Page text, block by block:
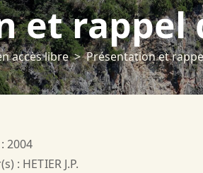
et rappel
accès libre Présentation et
2004
: HETIER J.P.